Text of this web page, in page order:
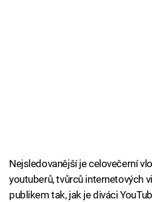
Nejsledovanější je celovečerní
youtuberů, tvůrců internetových
publikem tak, jak je diváci